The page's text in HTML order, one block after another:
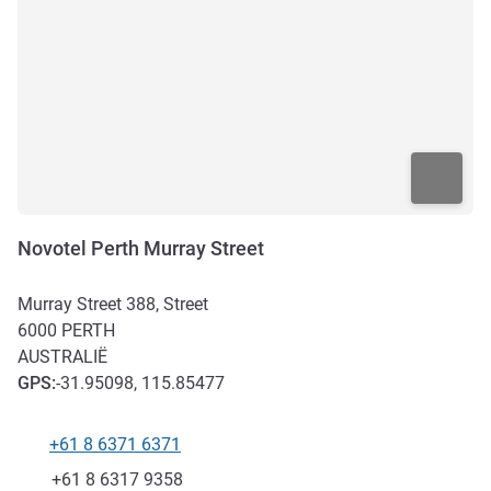
Novotel Perth Murray Street
Murray Street 388, Street
6000 PERTH
AUSTRALIË
GPS:-31.95098, 115.85477
Telefoon
+61 8 6371 6371
Fax
+61 8 6317 9358